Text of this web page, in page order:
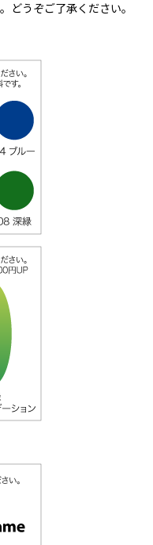
どうぞご了承ください。